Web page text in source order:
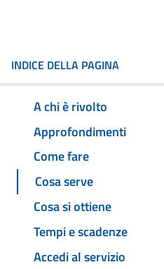
INDICE DELLA PAGINA
A chi è rivolto
Approfondimenti
Come fare
Cosa serve
Cosa si ottiene
Tempi e scadenze
Accedi al servizio